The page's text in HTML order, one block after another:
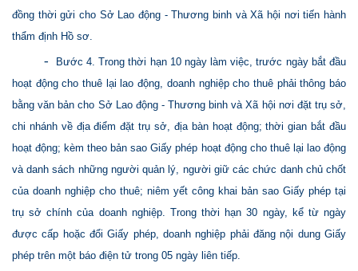
đồng thời gửi cho Sở Lao động - Thương binh và Xã hội nơi tiến hành
thẩm định Hồ sơ.
-
Bước 4. Trong thời hạn 10 ngày làm việc, trước ngày bắt đầu
hoạt động cho thuê lại lao động, doanh nghiệp cho thuê phải thông báo
bằng văn bản cho Sở Lao động - Thương binh và Xã hội nơi đặt trụ sở,
chi nhánh về địa điểm đặt trụ sở, địa bàn hoạt động; thời gian bắt đầu
hoạt động; kèm theo bản sao Giấy phép hoạt động cho thuê lại lao động
và danh sách những người quản lý, người giữ các chức danh chủ chốt
của doanh nghiệp cho thuê; niêm yết công khai bản sao Giấy phép tại
trụ sở chính của doanh nghiệp. Trong thời hạn 30 ngày, kể từ ngày
được cấp hoặc đổi Giấy phép, doanh nghiệp phải đăng nội dung Giấy
phép trên một báo điện tử trong 05 ngày liên tiếp.